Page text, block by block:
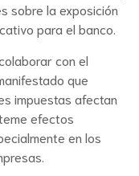
sobre la exposición
para el banco.
con el
que
impuestas afectan
efectos
en los